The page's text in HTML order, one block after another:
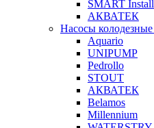
SMART Install
АКВАТЕК
Насосы колодезные
Aquario
UNIPUMP
Pedrollo
STOUT
АКВАТЕК
Belamos
Millennium